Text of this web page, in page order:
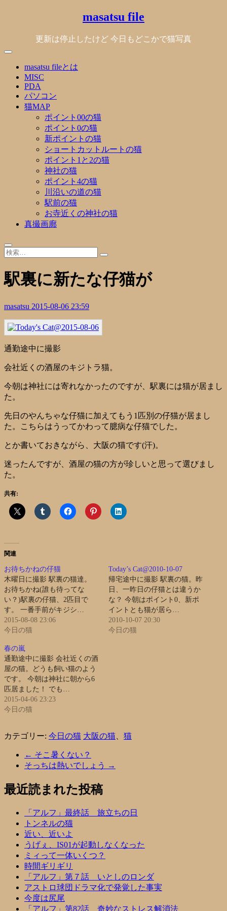
masatsu file
更新は停止したけど 今日もどこかで猫写真
masatsu fileとは
MISC
PDA
パソコン
猫MAP
ポイント00の猫
ポイント0の猫
新ポイントの猫
ショートカットルートの猫
ポイント1と2の猫
神社の猫
ポイント4の猫
川沿いの道の猫
駅前の猫
お寺近くの神社の猫
真撮画廊
駅裏に新たな仔猫が
masatsu 2015-08-06 23:59
通勤途中に撮影
会社近くの酒屋のキジトラ猫。
今朝は神社には寄れなかったのですが、駅裏には猫が居まし
た。
先日のやんちゃな仔猫に加えてもう1匹別の仔猫が居まし
た。こちらはうってかわって臆病な仔猫でした。
とか書いておきながら、大阪の猫です(汗)。
迷ったんですが、酒屋の猫の方が珍しいと思って選びまし
た。
共有:
関連
お待ちかねの仔猫
木曜日に撮影 駅裏の猫達。
お待ちかね(誰も待ってな
い？)駅裏の仔猫、2匹目で
す。 一番手前がキジシ…
2015-08-08 23:06
今日の猫
Today’s Cat@2010-10-07
帰宅途中に撮影 駅裏の猫。昨
日、一昨日の仔猫とは違うか
な？ 今朝はポイント0、新ポ
イントとも猫が居ら…
2010-10-07 20:30
今日の猫
春の嵐
通勤途中に撮影 会社近くの酒
屋の猫。どうも飼い猫のよう
です。 今朝は神社に朝から6
匹居ました！ でも…
2015-04-06 23:23
今日の猫
カテゴリー: 今日の猫 大阪の猫 猫
← そこ暑くない？
そっちは熱いでしょう
→
最近読まれた投稿
「アルフ」最終話 旅立ちの日
トンネルの猫
近い、近いよ
うげぇ、IS01が起動しなくなった
ミィって一体いくつ？
時間ギリギリ
「アルフ」第７話 いとしのロンダ
アストロ球団ドラマ化で発覚した事実
今度は尻尾
「アルフ」第82話 奇妙なストレス解消法